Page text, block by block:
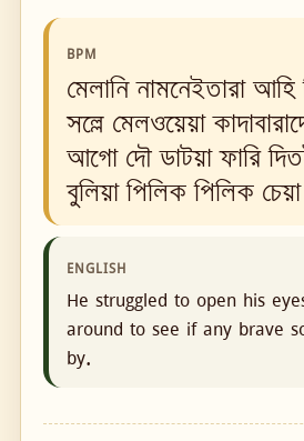
BPM
মেলানি নামনেইতারা আহি
সল্লে মেলওয়েয়া
আগো দৌ ডাটয়া ফারি
বুলিয়া পিলিক পিলিক
ENGLISH
He struggled to open his
around to see if any brave
by.